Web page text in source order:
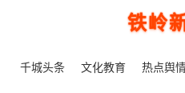
铁岭
千城头条 文化教育 热点舆